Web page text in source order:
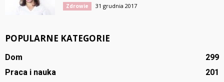
Zdrowie 31 grudnia 2017
POPULARNE KATEGORIE
Dom
299
Praca i nauka
201